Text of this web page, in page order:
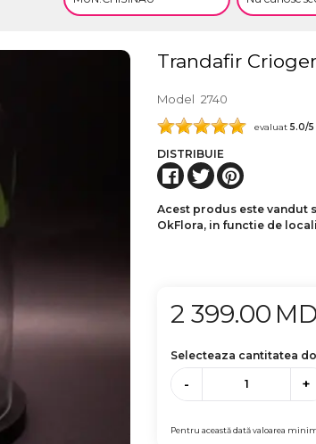
Trandafir
Model 2740
evaluat5.0/5
DISTRIBUIE
Acest produs este vandut
OkFlora, in functie de
2 399.00
Selecteaza cantitatea
- +
Pentru această dată valoarea